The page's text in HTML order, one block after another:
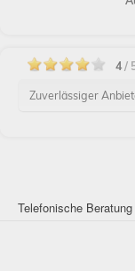
4/
Zuverlässiger
Telefonische Beratung